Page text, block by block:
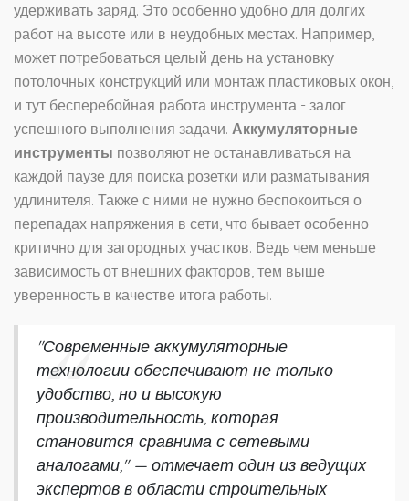
удерживать заряд. Это особенно удобно для долгих
работ на высоте или в неудобных местах. Например,
может потребоваться целый день на установку
потолочных конструкций или монтаж пластиковых окон,
и тут бесперебойная работа инструмента - залог
успешного выполнения задачи. Аккумуляторные
инструменты позволяют не останавливаться на
каждой паузе для поиска розетки или разматывания
удлинителя. Также с ними не нужно беспокоиться о
перепадах напряжения в сети, что бывает особенно
критично для загородных участков. Ведь чем меньше
зависимость от внешних факторов, тем выше
уверенность в качестве итога работы.
"Современные аккумуляторные
технологии обеспечивают не только
удобство, но и высокую
производительность, которая
становится сравнима с сетевыми
аналогами," — отмечает один из ведущих
экспертов в области строительных